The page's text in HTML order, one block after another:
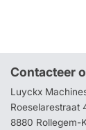
Contacteer
Luyckx
Roeselarestraat
8880 Rollegem-